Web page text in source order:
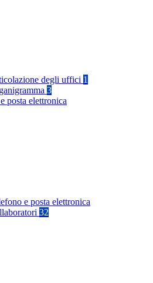
degli uffici 1
3
posta elettronica
e posta elettronica
32